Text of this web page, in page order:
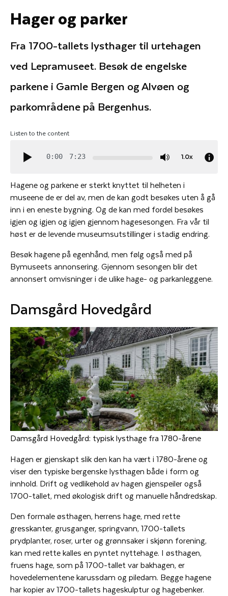
Hager og parker
Fra 1700-tallets lysthager til urtehagen
ved Lepramuseet. Besøk de engelske
parkene i Gamle Bergen og Alvøen og
parkområdene på Bergenhus.
Listen to the content
0:00 7:23 1.0x
Hagene og parkene er sterkt knyttet til helheten i
museene de er del av, men de kan godt besøkes uten å gå
inn i en enestebygning. Og de kan med fordel besøkes
igjen og igjen og igjen gjennom hagesesongen. Fra vår til
høst er de levende museumsutstillinger i stadig endring.
Besøk hagene på egenhånd, men følg også med på
Bymuseets annonsering. Gjennom sesongen blir det
annonsert omvisninger i de ulike hage- og parkanleggene.
Damsgård Hovedgård
Damsgård Hovedgård: typisk lysthage fra 1780-årene
Hagen er gjenskapt slik den kan ha vært i 1780-årene og
viser den typiske bergenske lysthagen både i form og
innhold. Drift og vedlikehold av hagen gjenspeiler også
1700-tallet, med økologisk drift og manuelle håndredskap.
Den formale østhagen, herrens hage, med rette
gresskanter, grusganger, springvann, 1700-tallets
prydplanter, roser, urter og grønnsaker i skjønn forening,
kan med rette kalles en pyntet nyttehage. I østhagen,
fruens hage, som på 1700-tallet var bakhagen, er
hovedelementene karussdam og piledam. Begge hagene
har kopier av 1700-tallets hageskulptur og hagebenker.